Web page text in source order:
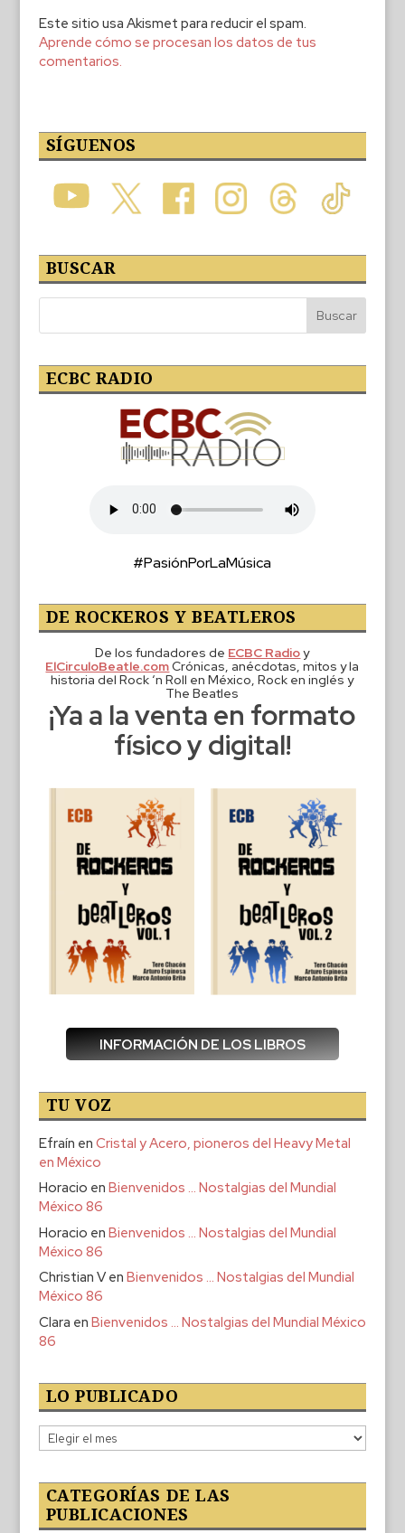
Este sitio usa Akismet para reducir el spam.
Aprende cómo se procesan los datos de tus
comentarios.
SÍGUENOS
BUSCAR
ECBC RADIO
#PasiónPorLaMúsica
DE ROCKEROS Y BEATLEROS
De los fundadores de ECBC Radioy
ElCirculoBeatle.comCrónicas, anécdotas, mitos y la
historia del Rock ‘n Roll en México, Rock en inglés y
The Beatles
¡Ya a la venta en formato
físico y digital!
INFORMACIÓN DE LOS LIBROS
TU VOZ
Efraín en Cristal y Acero, pioneros del Heavy Metal
en México
Horacio en Bienvenidos … Nostalgias del Mundial
México 86
Horacio en Bienvenidos … Nostalgias del Mundial
México 86
Christian Ven Bienvenidos … Nostalgias del Mundial
México 86
Clara en Bienvenidos … Nostalgias del Mundial México
86
LO PUBLICADO
Lo
publicado
CATEGORÍAS DE LAS
PUBLICACIONES